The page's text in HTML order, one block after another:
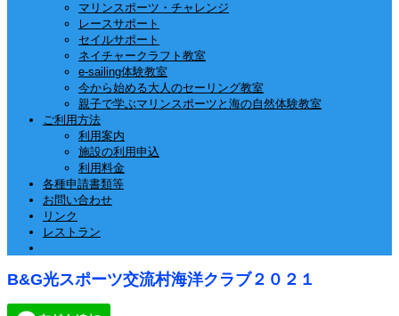
マリンスポーツ・チャレンジ
レースサポート
セイルサポート
ネイチャークラフト教室
e-sailing体験教室
今から始める大人のセーリング教室
親子で学ぶマリンスポーツと海の自然体験教室
ご利用方法
利用案内
施設の利用申込
利用料金
各種申請書類等
お問い合わせ
リンク
レストラン
B&G光スポーツ交流村海洋クラブ２０２１